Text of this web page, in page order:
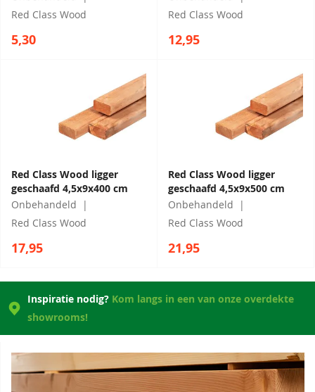
Red Class Wood
5,30
Red Class Wood
12,95
Red Class Wood ligger
geschaafd 4,5x9x400 cm
Onbehandeld
Red Class Wood
17,95
Red Class Wood ligger
geschaafd 4,5x9x500 cm
Onbehandeld
Red Class Wood
21,95
Inspiratie nodig? Kom langs in een van onze overdekte
showrooms!